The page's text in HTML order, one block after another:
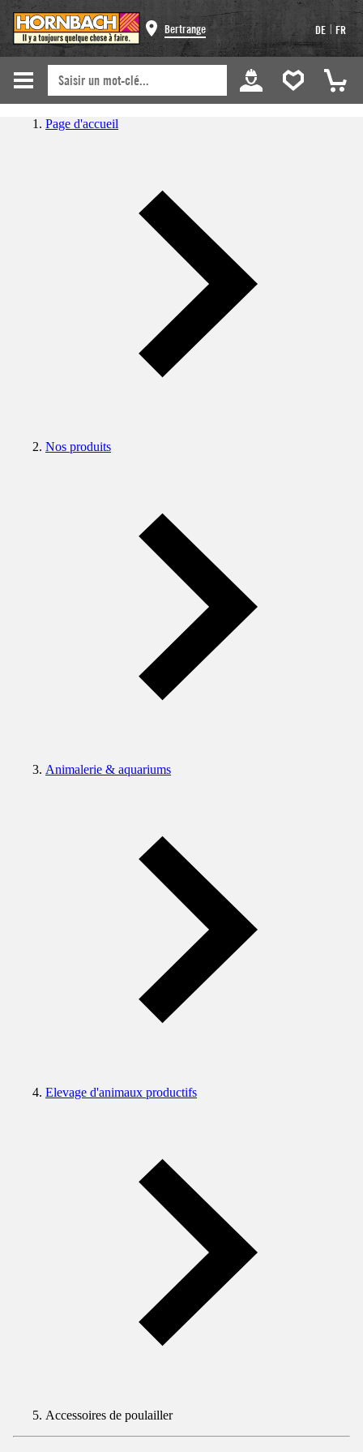
Bertrange DE | FR
Page d'accueil
Nos produits
Animalerie & aquariums
Elevage d'animaux productifs
Accessoires de poulailler